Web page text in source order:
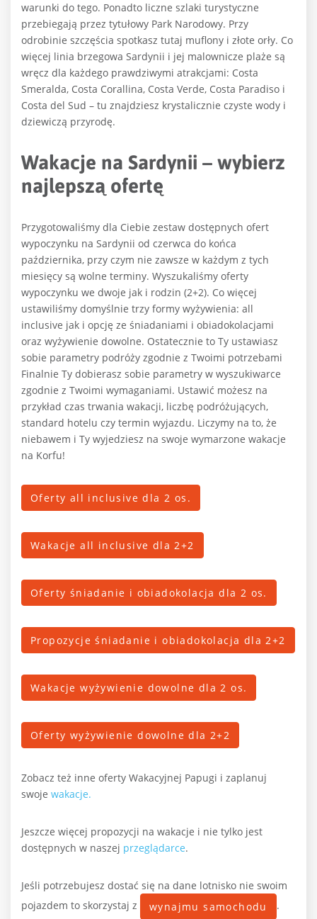
warunki do tego. Ponadto liczne szlaki turystyczne
przebiegają przez tytułowy Park Narodowy. Przy
odrobinie szczęścia spotkasz tutaj muflony i złote orły. Co
więcej linia brzegowa Sardynii i jej malownicze plaże są
wręcz dla każdego prawdziwymi atrakcjami: Costa
Smeralda, Costa Corallina, Costa Verde, Costa Paradiso i
Costa del Sud – tu znajdziesz krystalicznie czyste wody i
dziewiczą przyrodę.
Wakacje na Sardynii – wybierz
najlepszą ofertę
Przygotowaliśmy dla Ciebie zestaw dostępnych ofert
wypoczynku na Sardynii od czerwca do końca
października, przy czym nie zawsze w każdym z tych
miesięcy są wolne terminy. Wyszukaliśmy oferty
wypoczynku we dwoje jak i rodzin (2+2). Co więcej
ustawiliśmy domyślnie trzy formy wyżywienia: all
inclusive jak i opcję ze śniadaniami i obiadokolacjami
oraz wyżywienie dowolne. Ostatecznie to Ty ustawiasz
sobie parametry podróży zgodnie z Twoimi potrzebami
Finalnie Ty dobierasz sobie parametry w wyszukiwarce
zgodnie z Twoimi wymaganiami. Ustawić możesz na
przykład czas trwania wakacji, liczbę podróżujących,
standard hotelu czy termin wyjazdu. Liczymy na to, że
niebawem i Ty wyjedziesz na swoje wymarzone wakacje
na Korfu!
Oferty all inclusive dla 2 os.
Wakacje all inclusive dla 2+2
Oferty śniadanie i obiadokolacja dla 2 os.
Propozycje śniadanie i obiadokolacja dla 2+2
Wakacje wyżywienie dowolne dla 2 os.
Oferty wyżywienie dowolne dla 2+2
Zobacz też inne oferty Wakacyjnej Papugi i zaplanuj
swoje wakacje.
Jeszcze więcej propozycji na wakacje i nie tylko jest
dostępnych w naszej przeglądarce.
Jeśli potrzebujesz dostać się na dane lotnisko nie swoim
pojazdem to skorzystaj z
wynajmu samochodu .